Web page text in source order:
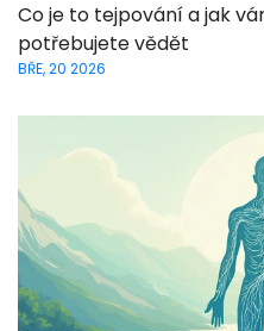
Co je to tejpování a jak
potřebujete vědět
BŘE, 20 2026